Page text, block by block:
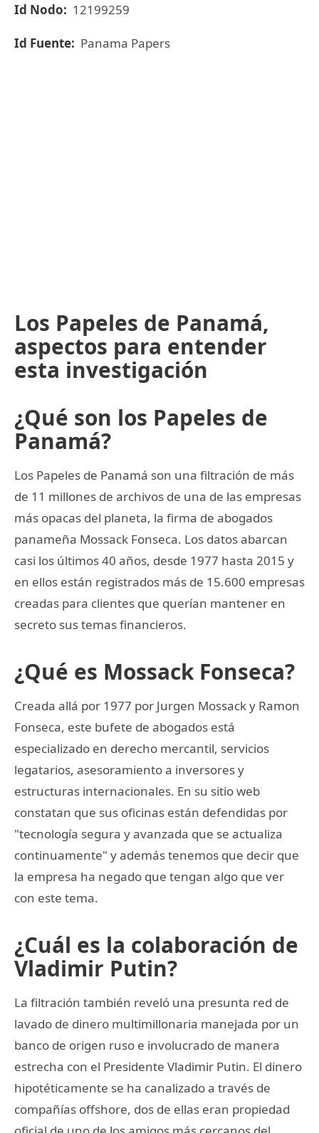
Id Nodo: 12199259
Id Fuente: Panama Papers
Los Papeles de Panamá,
aspectos para entender
esta investigación
¿Qué son los Papeles de
Panamá?
Los Papeles de Panamá son una filtración de más
de 11 millones de archivos de una de las empresas
más opacas del planeta, la firma de abogados
panameña Mossack Fonseca. Los datos abarcan
casi los últimos 40 años, desde 1977 hasta 2015 y
en ellos están registrados más de 15.600 empresas
creadas para clientes que querían mantener en
secreto sus temas financieros.
¿Qué es Mossack Fonseca?
Creada allá por 1977 por Jurgen Mossack y Ramon
Fonseca, este bufete de abogados está
especializado en derecho mercantil, servicios
legatarios, asesoramiento a inversores y
estructuras internacionales. En su sitio web
constatan que sus oficinas están defendidas por
"tecnología segura y avanzada que se actualiza
continuamente" y además tenemos que decir que
la empresa ha negado que tengan algo que ver
con este tema.
¿Cuál es la colaboración de
Vladimir Putin?
La filtración también reveló una presunta red de
lavado de dinero multimillonaria manejada por un
banco de origen ruso e involucrado de manera
estrecha con el Presidente Vladimir Putin. El dinero
hipotéticamente se ha canalizado a través de
compañías offshore, dos de ellas eran propiedad